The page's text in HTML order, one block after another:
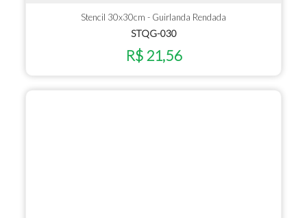
Stencil 30x30cm - Guirlanda Rendada
STQG-030
R$ 21,56